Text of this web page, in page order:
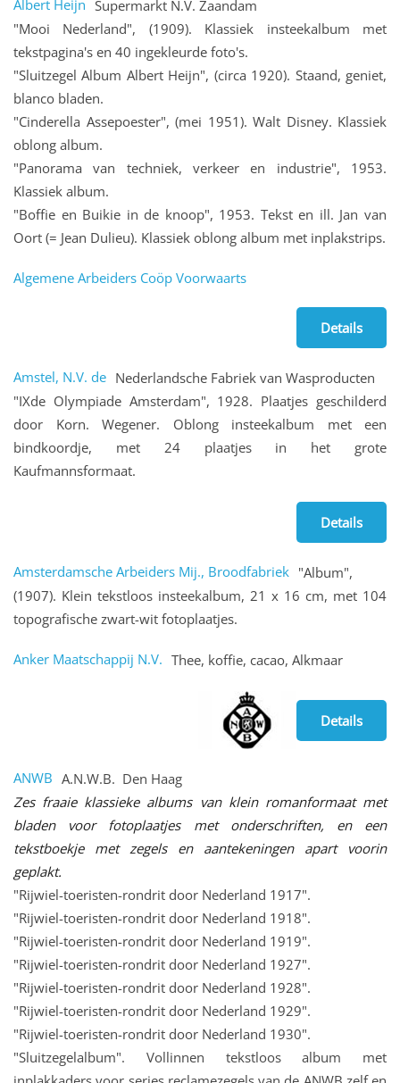
Albert Heijn Supermarkt N.V. Zaandam
"Mooi Nederland", (1909). Klassiek insteekalbum met
tekstpagina's en 40 ingekleurde foto's.
"Sluitzegel Album Albert Heijn", (circa 1920). Staand, geniet,
blanco bladen.
"Cinderella Assepoester", (mei 1951). Walt Disney. Klassiek
oblong album.
"Panorama van techniek, verkeer en industrie", 1953.
Klassiek album.
"Boffie en Buikie in de knoop", 1953. Tekst en ill. Jan van
Oort (= Jean Dulieu). Klassiek oblong album met inplakstrips.
Algemene Arbeiders Coöp Voorwaarts
Details
Amstel, N.V. de Nederlandsche Fabriek van Wasproducten
"IXde Olympiade Amsterdam", 1928. Plaatjes geschilderd
door Korn. Wegener. Oblong insteekalbum met een
bindkoordje, met 24 plaatjes in het grote
Kaufmannsformaat.
Details
Amsterdamsche Arbeiders Mij., Broodfabriek "Album",
(1907). Klein tekstloos insteekalbum, 21 x 16 cm, met 104
topografische zwart-wit fotoplaatjes.
Anker Maatschappij N.V. Thee, koffie, cacao, Alkmaar
Details
ANWB A.N.W.B. Den Haag
Zes fraaie klassieke albums van klein romanformaat met
bladen voor fotoplaatjes met onderschriften, en een
tekstboekje met zegels en aantekeningen apart voorin
geplakt.
"Rijwiel-toeristen-rondrit door Nederland 1917".
"Rijwiel-toeristen-rondrit door Nederland 1918".
"Rijwiel-toeristen-rondrit door Nederland 1919".
"Rijwiel-toeristen-rondrit door Nederland 1927".
"Rijwiel-toeristen-rondrit door Nederland 1928".
"Rijwiel-toeristen-rondrit door Nederland 1929".
"Rijwiel-toeristen-rondrit door Nederland 1930".
"Sluitzegelalbum". Vollinnen tekstloos album met